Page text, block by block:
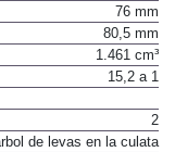
76 mm
80,5 mm
1.461 cm³
15,2 a 1
2
de levas en la culata